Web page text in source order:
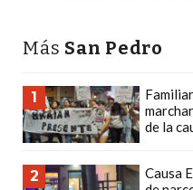
PEDIDOS
COMIDA
POR
WHATSAPP:
GUÍA
Más San Pedro
1
de la
2
Causa